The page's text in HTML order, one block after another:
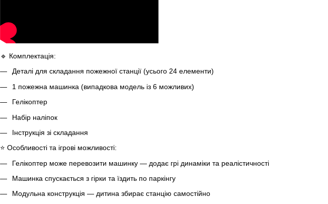
🔹 Комплектація:
Деталі для складання пожежної станції (усього 24 елементи)
1 пожежна машинка (випадкова модель із 6 можливих)
Гелікоптер
Набір наліпок
Інструкція зі складання
⭐ Особливості та ігрові можливості:
Гелікоптер може перевозити машинку — додає грі динаміки та реалістичності
Машинка спускається з гірки та їздить по паркінгу
Модульна конструкція — дитина збирає станцію самостійно